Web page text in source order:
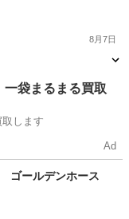
8月7日
一袋まるまる買取
します
Ad
ゴールデンホース